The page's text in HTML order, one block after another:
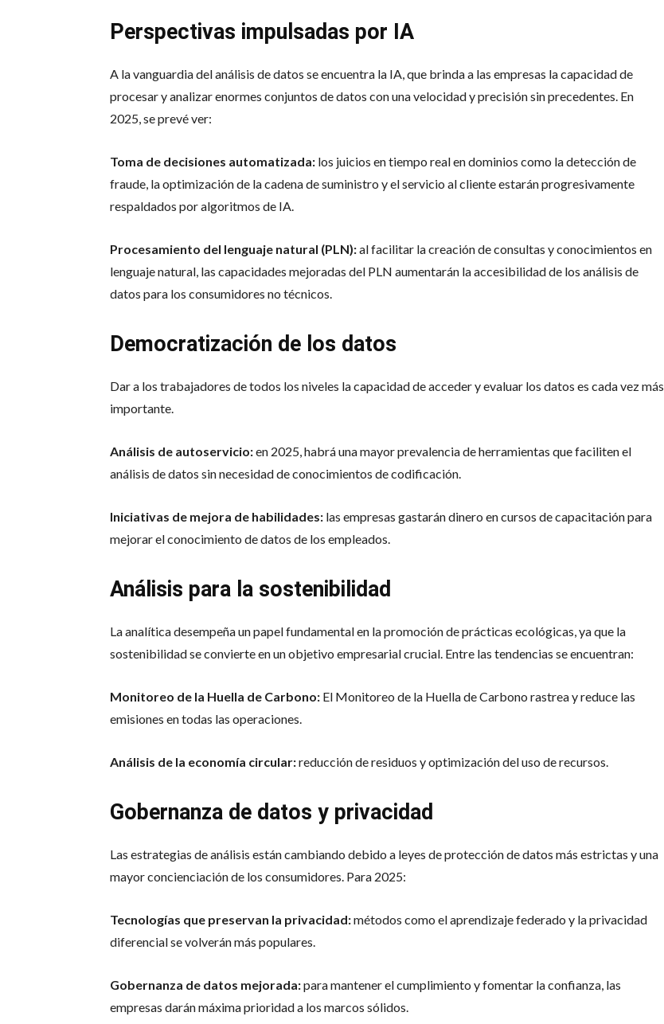
Perspectivas impulsadas por IA
A la vanguardia del análisis de datos se encuentra la IA, que brinda a las empresas la capacidad de
procesar y analizar enormes conjuntos de datos con una velocidad y precisión sin precedentes. En
2025, se prevé ver:
Toma de decisiones automatizada: los juicios en tiempo real en dominios como la detección de
fraude, la optimización de la cadena de suministro y el servicio al cliente estarán progresivamente
respaldados por algoritmos de IA.
Procesamiento del lenguaje natural (PLN):al facilitar la creación de consultas y conocimientos en
lenguaje natural, las capacidades mejoradas del PLN aumentarán la accesibilidad de los análisis de
datos para los consumidores no técnicos.
Democratización de los datos
Dar a los trabajadores de todos los niveles la capacidad de acceder y evaluar los datos es cada vez más
importante.
Análisis de autoservicio:en 2025, habrá una mayor prevalencia de herramientas que faciliten el
análisis de datos sin necesidad de conocimientos de codificación.
Iniciativas de mejora de habilidades: las empresas gastarán dinero en cursos de capacitación para
mejorar el conocimiento de datos de los empleados.
Análisis para la sostenibilidad
La analítica desempeña un papel fundamental en la promoción de prácticas ecológicas, ya que la
sostenibilidad se convierte en un objetivo empresarial crucial. Entre las tendencias se encuentran:
Monitoreo de la Huella de Carbono: El Monitoreo de la Huella de Carbono rastrea y reduce las
emisiones en todas las operaciones.
Análisis de la economía circular:reducción de residuos y optimización del uso de recursos.
Gobernanza de datos y privacidad
Las estrategias de análisis están cambiando debido a leyes de protección de datos más estrictas y una
mayor concienciación de los consumidores. Para 2025:
Tecnologías que preservan la privacidad:métodos como el aprendizaje federado y la privacidad
diferencial se volverán más populares.
Gobernanza de datos mejorada:para mantener el cumplimiento y fomentar la confianza, las
empresas darán máxima prioridad a los marcos sólidos.